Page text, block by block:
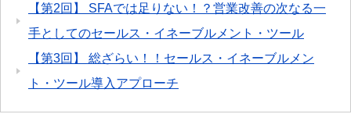
【第2回】 SFAでは足りない！？営業改善の次なる一
手としてのセールス・イネーブルメント・ツール
【第3回】 総ざらい！！セールス・イネーブルメン
ト・ツール導入アプローチ